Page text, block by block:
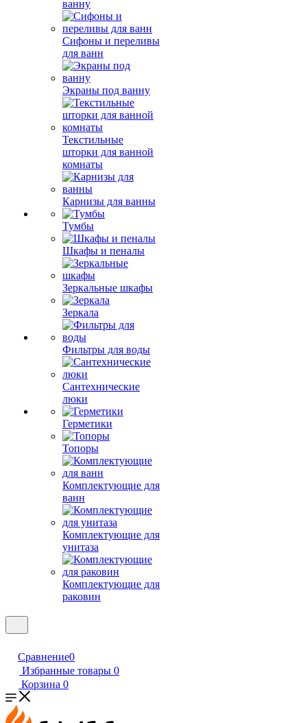
ванну
Сифоны и переливы
для ванн
Экраны под ванну
Текстильные
шторки для ванной
комнаты
Карнизы для ванны
Тумбы
Шкафы и пеналы
Зеркальные шкафы
Зеркала
Фильтры для воды
Сантехнические
люки
Герметики
Топоры
Комплектующие для
ванн
Комплектующие для
унитаза
Комплектующие для
раковин
Сравнение0
Избранные товары 0
Корзина 0